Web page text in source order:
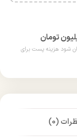
بالای 10 میلیون تومان شود هزینه پست برای
(0)